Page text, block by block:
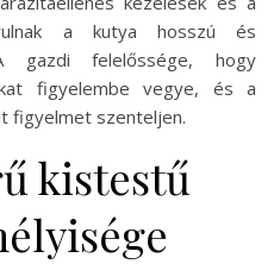
a kutya hosszú és
gazdi felelőssége, hogy
figyelembe vegye, és a
figyelmet szenteljen.
kistestű